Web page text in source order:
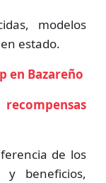
modelos
estado.
en Bazareño
de los
y beneficios,